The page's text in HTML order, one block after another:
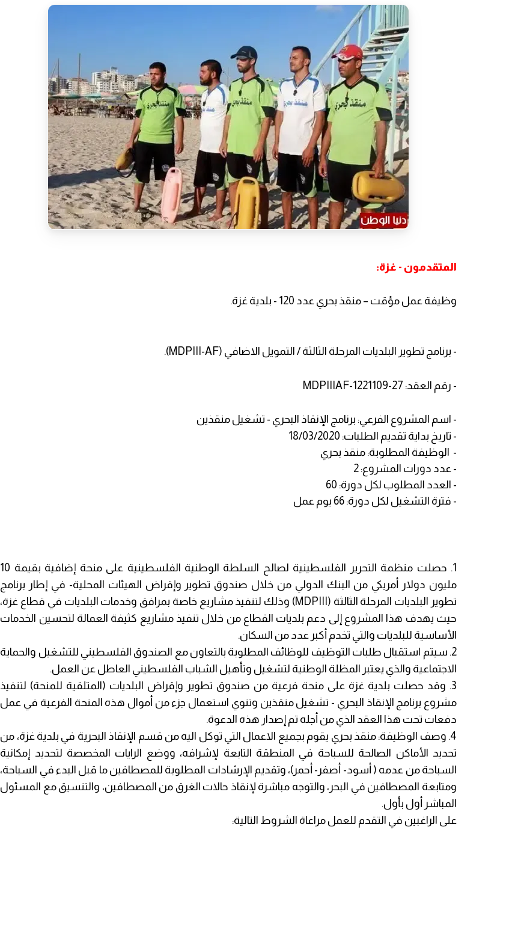
المتقدمون - غزة:
وظيفة عمل مؤقت – منقذ بحري عدد 120 - بلدية غزة.
- برنامج تطوير البلديات المرحلة الثالثة / التمويل الاضافي (MDPIII-AF).
- رقم العقد: MDPIIIAF-1221109-27
- اسم المشروع الفرعي: برنامج الإنقاذ البحري - تشغيل منقذين
- تاريخ بداية تقديم الطلبات: 18/03/2020
- الوظيفة المطلوبة: منقذ بحري
- عدد دورات المشروع: 2
- العدد المطلوب لكل دورة: 60
- فترة التشغيل لكل دورة: 66 يوم عمل
1. حصلت منظمة التحرير الفلسطينية لصالح السلطة الوطنية الفلسطينية على منحة إضافية بقيمة 10
مليون دولار أمريكي من البنك الدولي من خلال صندوق تطوير وإقراض الهيئات المحلية- في إطار برنامج
تطوير البلديات المرحلة الثالثة (MDPIII) وذلك لتنفيذ مشاريع خاصة بمرافق وخدمات البلديات في قطاع غزة،
حيث يهدف هذا المشروع إلى دعم بلديات القطاع من خلال تنفيذ مشاريع كثيفة العمالة لتحسين الخدمات
الأساسية للبلديات والتي تخدم أكبر عدد من السكان.
2. سيتم استقبال طلبات التوظيف للوظائف المطلوبة بالتعاون مع الصندوق الفلسطيني للتشغيل والحماية
الاجتماعية والذي يعتبر المظلة الوطنية لتشغيل وتأهيل الشباب الفلسطيني العاطل عن العمل.
3. وقد حصلت بلدية غزة على منحة فرعية من صندوق تطوير وإقراض البلديات (المتلقية للمنحة) لتنفيذ
مشروع برنامج الإنقاذ البحري - تشغيل منقذين وتنوي استعمال جزء من أموال هذه المنحة الفرعية في عمل
دفعات تحت هذا العقد الذي من أجله تم إصدار هذه الدعوة.
4. وصف الوظيفة: منقذ بحري يقوم بجميع الاعمال التي توكل اليه من قسم الإنقاذ البحرية في بلدية غزة، من
تحديد الأماكن الصالحة للسباحة في المنطقة التابعة لإشرافه، ووضع الرايات المخصصة لتحديد إمكانية
السباحة من عدمه ( أسود- أصفر- أحمر)، وتقديم الإرشادات المطلوبة للمصطافين ما قبل البدء في السباحة،
ومتابعة المصطافين في البحر، والتوجه مباشرة لإنقاذ حالات الغرق من المصطافين، والتنسيق مع المسئول
المباشر أول بأول.
على الراغبين في التقدم للعمل مراعاة الشروط التالية: